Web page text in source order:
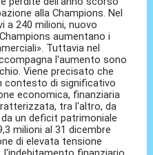
alla Champions. Nel
a 240 milioni, nuovo
aumentano i
Tuttavia nel
l'aumento sono
Viene precisato che
contesto di significativo
economica, finanziaria
tra l'altro, da
un deficit patrimoniale
milioni al 31 dicembre
di elevata tensione